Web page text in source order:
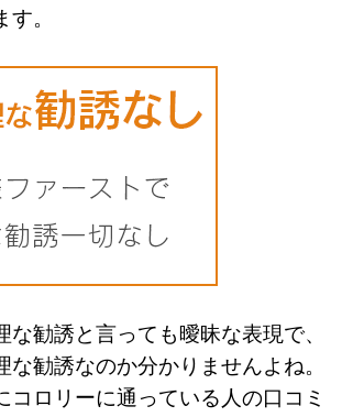
。
な勧誘と言っても曖昧な表現で、
な勧誘なのか分かりませんよね。
コロリーに通っている人の口コミ